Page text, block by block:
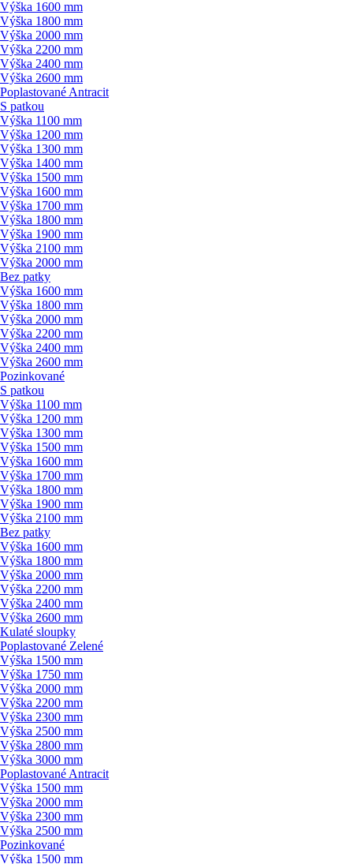
Výška 1600 mm
Výška 1800 mm
Výška 2000 mm
Výška 2200 mm
Výška 2400 mm
Výška 2600 mm
Poplastované Antracit
S patkou
Výška 1100 mm
Výška 1200 mm
Výška 1300 mm
Výška 1400 mm
Výška 1500 mm
Výška 1600 mm
Výška 1700 mm
Výška 1800 mm
Výška 1900 mm
Výška 2100 mm
Výška 2000 mm
Bez patky
Výška 1600 mm
Výška 1800 mm
Výška 2000 mm
Výška 2200 mm
Výška 2400 mm
Výška 2600 mm
Pozinkované
S patkou
Výška 1100 mm
Výška 1200 mm
Výška 1300 mm
Výška 1500 mm
Výška 1600 mm
Výška 1700 mm
Výška 1800 mm
Výška 1900 mm
Výška 2100 mm
Bez patky
Výška 1600 mm
Výška 1800 mm
Výška 2000 mm
Výška 2200 mm
Výška 2400 mm
Výška 2600 mm
Kulaté sloupky
Poplastované Zelené
Výška 1500 mm
Výška 1750 mm
Výška 2000 mm
Výška 2200 mm
Výška 2300 mm
Výška 2500 mm
Výška 2800 mm
Výška 3000 mm
Poplastované Antracit
Výška 1500 mm
Výška 2000 mm
Výška 2300 mm
Výška 2500 mm
Pozinkované
Výška 1500 mm